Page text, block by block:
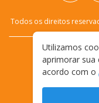
Todos os direitos
Utilizamos
aprimorar sua
acordo com o